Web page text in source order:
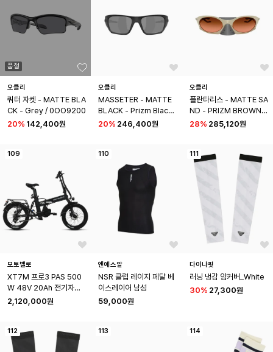
품절
오클리
쿼터 자켓 - MATTE BLA
CK - Grey / 0OO9200
20% 142,400원
오클리
MASSETER - MATTE
BLACK - Prizm Black
Polar / 0OO9486
20% 246,400원
오클리
플란타리스 - MATTE SA
ND - PRIZM BROWN
GRADIENT / 0OO943
28% 285,120원
109
모토벨로
XT7M 프로3 PAS 500
W 48V 20Ah 전기자전
거
2,120,000원
110
엔에스알
NSR 클럽 레이지 페달 베
이스레이어 남성
59,000원
111
다이나핏
러닝 냉감 암커버_White
30% 27,300원
112 113 114